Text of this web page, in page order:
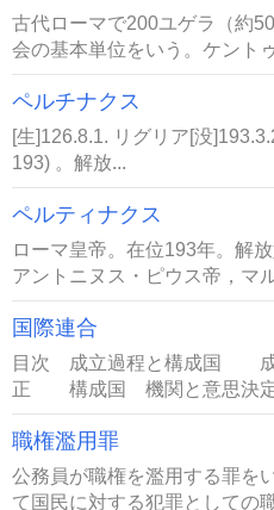
古代ローマで200ユゲラ（約
会の基本単位をいう。ケント
ペルチナクス
[生]126.8.1. リグリア[没
193) 。解放...
ペルティナクス
ローマ皇帝。在位193年。解
アントニヌス・ピウス帝，マ
国際連合
目次 成立過程と構成国
正 構成国 機関と意思
職権濫用罪
公務員が職権を濫用する罪を
て国民に対する犯罪としての